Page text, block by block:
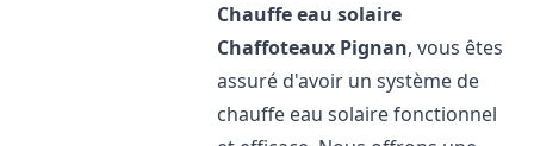
Chauffe eau solaire
Chaffoteaux Pignan, vous êtes
assuré d'avoir un système de
chauffe eau solaire fonctionnel